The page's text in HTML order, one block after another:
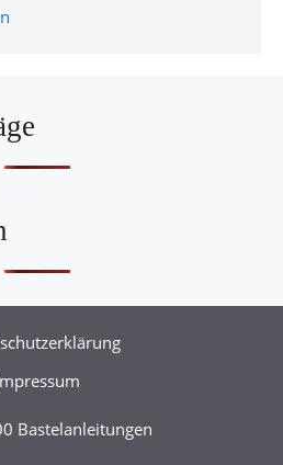
Bastelanleitungen